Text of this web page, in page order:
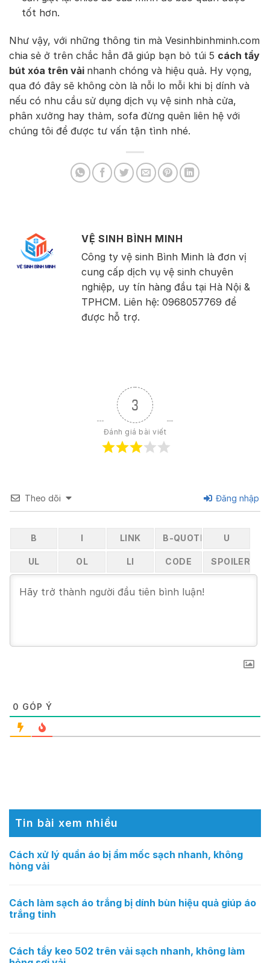
tốt hơn.
Như vậy, với những thông tin mà Vesinhbinhminh.com
chia sẻ ở trên chắc hẳn đã giúp bạn bỏ túi 5 cách tẩy
bút xóa trên vải nhanh chóng và hiệu quả. Hy vọng,
qua đó đây sẽ không còn là nỗi lo mỗi khi bị dính và
nếu có nhu cầu sử dụng dịch vụ vệ sinh nhà cửa,
phân xưởng hay thảm, sofa đừng quên liên hệ với
chúng tôi để được tư vấn tận tình nhé.
VỆ SINH BÌNH MINH
Công ty vệ sinh Bình Minh là đơn vị
cung cấp dịch vụ vệ sinh chuyên
nghiệp, uy tín hàng đầu tại Hà Nội &
TPHCM. Liên hệ: 0968057769 để
được hỗ trợ.
3
Đánh giá bài viết
Theo dõi Đăng nhập
0 GÓP Ý
Tin bài xem nhiều
Cách xử lý quần áo bị ẩm mốc sạch nhanh, không
hỏng vải
Cách làm sạch áo trắng bị dính bùn hiệu quả giúp áo
trắng tinh
Cách tẩy keo 502 trên vải sạch nhanh, không làm